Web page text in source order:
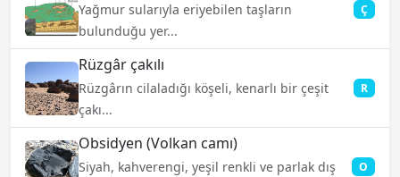
Yağmur sularıyla eriyebilen taşların
bulunduğu yer...
Ç
Rüzgâr çakılı
Rüzgârın cilaladığı köşeli, kenarlı bir çeşit
çakı...
R
Obsidyen (Volkan camı)
Siyah, kahverengi, yeşil renkli ve parlak dış
O